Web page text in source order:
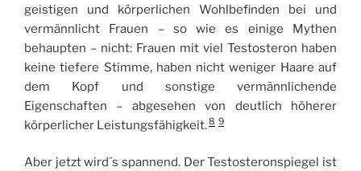
geistigen und körperlichen Wohlbefinden bei und
vermännlicht Frauen – so wie es einige Mythen
behaupten – nicht: Frauen mit viel Testosteron haben
keine tiefere Stimme, haben nicht weniger Haare auf
dem Kopf und sonstige vermännlichende
Eigenschaften – abgesehen von deutlich höherer
körperlicher Leistungsfähigkeit.8 9
Aber jetzt wird´s spannend. Der Testosteronspiegel ist